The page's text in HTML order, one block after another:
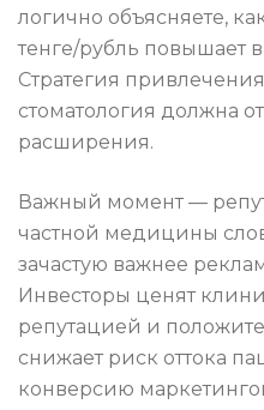
логично объясняете,
тенге/рубль повышает
Стратегия
стоматология должна
расширения.
Важный момент —
частной медицины
зачастую важнее
Инвесторы ценят
репутацией и
снижает риск оттока
конверсию